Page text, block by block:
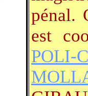
pénal.
est
POLI-